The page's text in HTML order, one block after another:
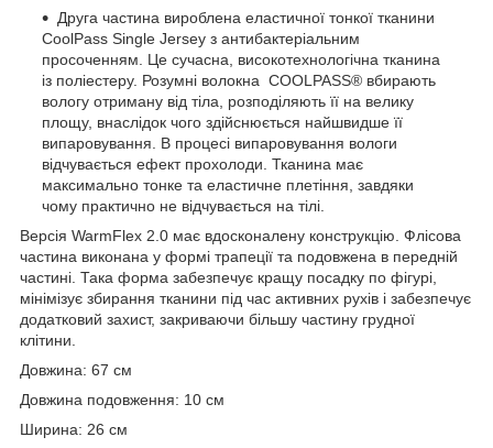
Друга частина вироблена еластичної тонкої тканини
CoolPass Single Jersey з антибактеріальним
просоченням. Це сучасна, високотехнологічна тканина
із поліестеру. Розумні волокна COOLPASS® вбирають
вологу отриману від тіла, розподіляють її на велику
площу, внаслідок чого здійснюється найшвидше її
випаровування. В процесі випаровування вологи
відчувається ефект прохолоди. Тканина має
максимально тонке та еластичне плетіння, завдяки
чому практично не відчувається на тілі.
Версія WarmFlex 2.0 має вдосконалену конструкцію. Флісова
частина виконана у формі трапеції та подовжена в передній
частині. Така форма забезпечує кращу посадку по фігурі,
мінімізує збирання тканини під час активних рухів і забезпечує
додатковий захист, закриваючи більшу частину грудної
клітини.
Довжина: 67 см
Довжина подовження: 10 см
Ширина: 26 см